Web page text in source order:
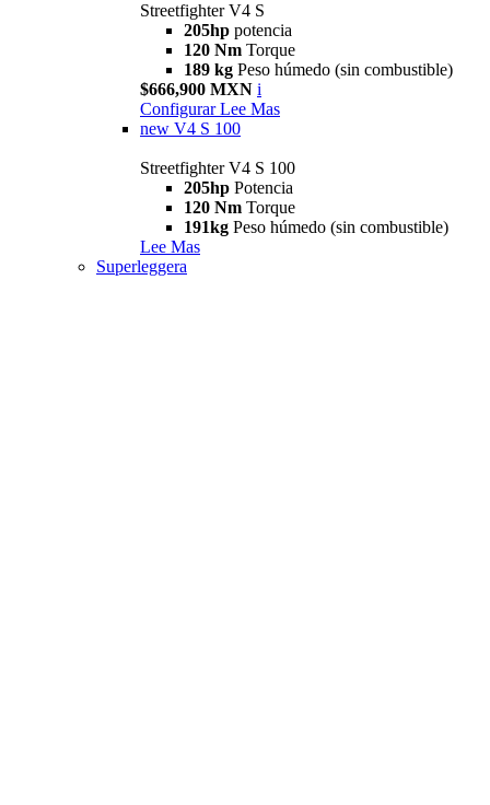
Streetfighter V4 S
205hp potencia
120 Nm Torque
189 kg Peso húmedo (sin combustible)
$666,900 MXN i
Configurar Lee Mas
new V4 S 100
Streetfighter V4 S 100
205hp Potencia
120 Nm Torque
191kg Peso húmedo (sin combustible)
Lee Mas
Superleggera